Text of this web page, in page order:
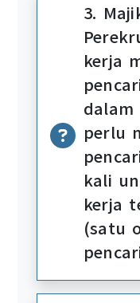
3.
kerja
dalam
perlu
kali
kerja
(satu